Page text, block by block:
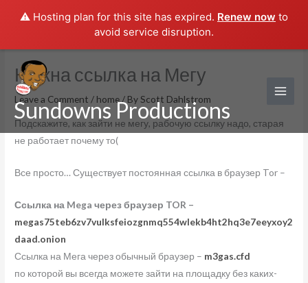
⚠️ Hosting plan for this site has expired. Renew now to
avoid service disruption.
content
Sundowns Productions
Нужна ссылка на Мегу
Leave a Comment / home / ByScott Dahlstrom
Подскажите, как зайти не мегу, рабочую ссылку надо, старая
не работает почему то(
Все просто… Существует постоянная ссылка в браузер Tor –
Ссылка на Mega через браузер TOR –
megas75teb6zv7vulksfeiozgnmq554wlekb4ht2hq3e7eeyxoy2
daad.onion
Ссылка на Мега через обычный браузер – m3gas.cfd
по которой вы всегда можете зайти на площадку без каких-